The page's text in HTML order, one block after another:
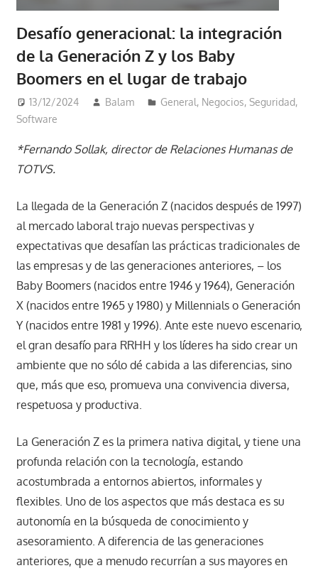
Desafío generacional: la integración
de la Generación Z y los Baby
Boomers en el lugar de trabajo
13/12/2024 Balam General, Negocios,Seguridad,
Software
*Fernando Sollak, director de Relaciones Humanas de
TOTVS.
La llegada de la Generación Z (nacidos después de 1997)
al mercado laboral trajo nuevas perspectivas y
expectativas que desafían las prácticas tradicionales de
las empresas y de las generaciones anteriores, – los
Baby Boomers (nacidos entre 1946 y 1964), Generación
X (nacidos entre 1965 y 1980) y Millennials o Generación
Y (nacidos entre 1981 y 1996). Ante este nuevo escenario,
el gran desafío para RRHH y los líderes ha sido crear un
ambiente que no sólo dé cabida a las diferencias, sino
que, más que eso, promueva una convivencia diversa,
respetuosa y productiva.
La Generación Z es la primera nativa digital, y tiene una
profunda relación con la tecnología, estando
acostumbrada a entornos abiertos, informales y
flexibles. Uno de los aspectos que más destaca es su
autonomía en la búsqueda de conocimiento y
asesoramiento. A diferencia de las generaciones
anteriores, que a menudo recurrían a sus mayores en